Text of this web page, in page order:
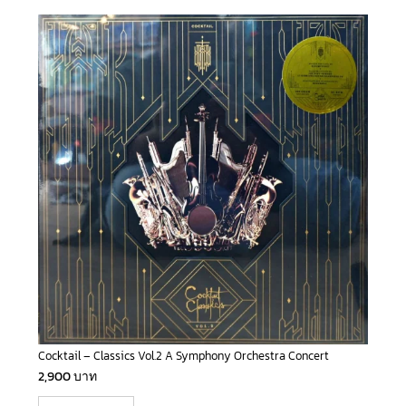
Cocktail – Classics Vol.2 A Symphony Orchestra Concert
2,900บาท